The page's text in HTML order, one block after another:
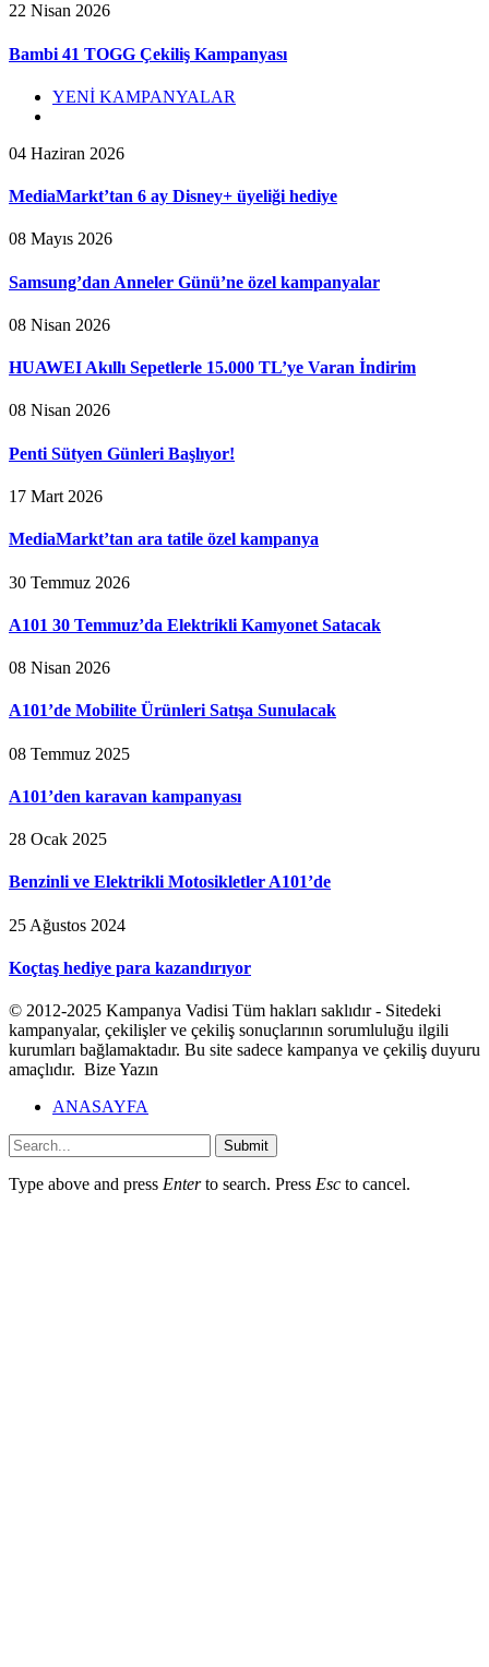
22 Nisan 2026
Bambi 41 TOGG Çekiliş Kampanyası
YENİ KAMPANYALAR
04 Haziran 2026
MediaMarkt’tan 6 ay Disney+ üyeliği hediye
08 Mayıs 2026
Samsung’dan Anneler Günü’ne özel kampanyalar
08 Nisan 2026
HUAWEI Akıllı Sepetlerle 15.000 TL’ye Varan İndirim
08 Nisan 2026
Penti Sütyen Günleri Başlıyor!
17 Mart 2026
MediaMarkt’tan ara tatile özel kampanya
30 Temmuz 2026
A101 30 Temmuz’da Elektrikli Kamyonet Satacak
08 Nisan 2026
A101’de Mobilite Ürünleri Satışa Sunulacak
08 Temmuz 2025
A101’den karavan kampanyası
28 Ocak 2025
Benzinli ve Elektrikli Motosikletler A101’de
25 Ağustos 2024
Koçtaş hediye para kazandırıyor
© 2012-2025 Kampanya Vadisi Tüm hakları saklıdır - Sitedeki
kampanyalar, çekilişler ve çekiliş sonuçlarının sorumluluğu ilgili
kurumları bağlamaktadır. Bu site sadece kampanya ve çekiliş duyuru
amaçlıdır. Bize Yazın
ANASAYFA
Submit
Type above and press Enterto search. Press Esc to cancel.